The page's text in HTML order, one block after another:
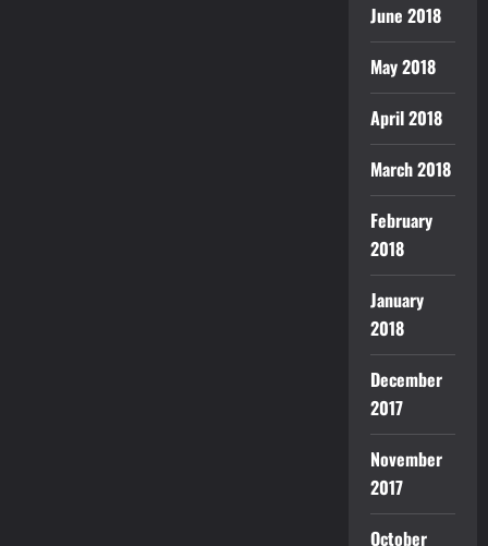
June 2018
May 2018
April 2018
March 2018
February
2018
January
2018
December
2017
November
2017
October